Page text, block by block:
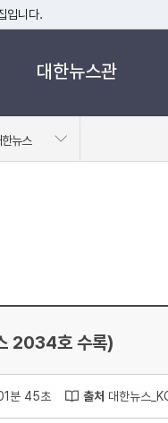
입니다.
부기관이 관리하는 누리집입니
대한뉴스관
뉴스
2034호 수록)
분 45초 출처 대한뉴스